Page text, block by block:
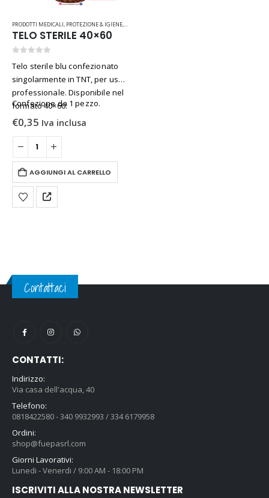
PRODOTTI MEDICALI, PROTEZIONE & IGIENE, RICAMBI & ATTREZZATURE
TELO STERILE 40×60
Telo sterile blu confezionato
singolarmente in TNT, per uso
professionale. Disponibile nel
formato 40×60.
Confezione da 1 pezzo.
€0,35 Iva inclusa
AGGIUNGI AL CARRELLO
Contattaci
CONTATTI:
Indirizzo:
Via casa dell'acqua, 40
Telefono:
0818422580 - 340 9932993 / 334 6179958
Ordini:
shop@fuepasrl.com
Giorni Lavorativi:
Lunedi - Venerdi / 9:00 AM - 18:00 PM
ISCRIVITI ALLA NOSTRA NEWSLETTER